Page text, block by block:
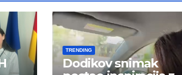
TRENDING
Dodikov snimak